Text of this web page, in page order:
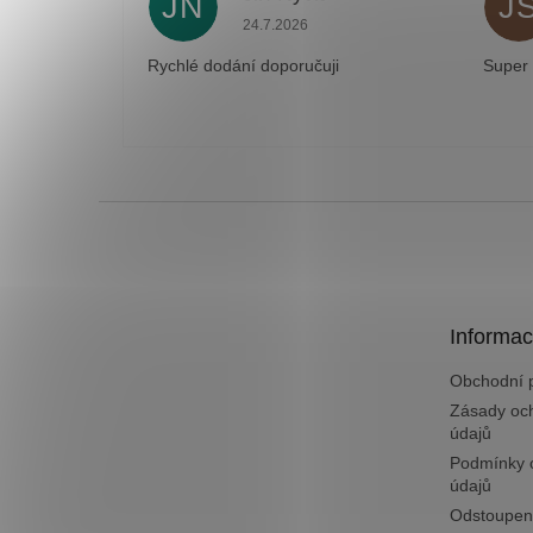
Hodnocení obchodu je 5 z 5
24.7.2026
Rychlé dodání doporučuji Super
Obchodní
Zásady
údajů
Podmínky
údajů